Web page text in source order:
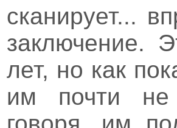
сканирует...
заключение.
лет, но как
им почти не